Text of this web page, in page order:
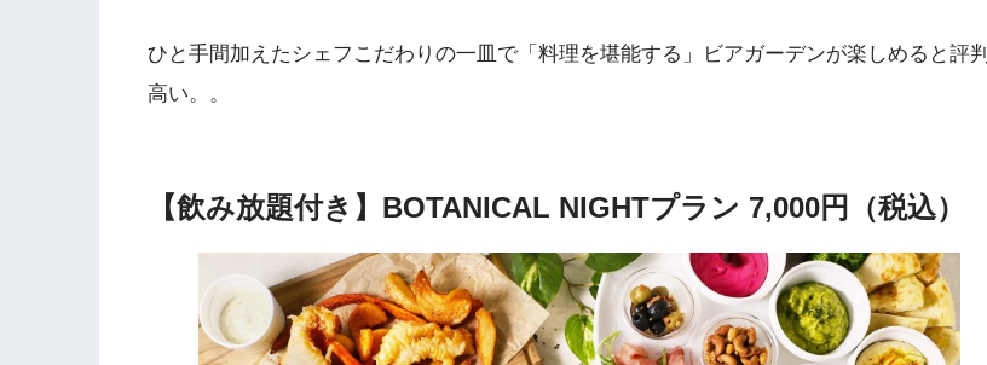
ひと手間加えたシェフこだわりの一皿で「料理を堪能する」ビアガーデンが楽しめると評判
高い。。
【飲み放題付き】BOTANICAL NIGHTプラン 7,000円（税込）